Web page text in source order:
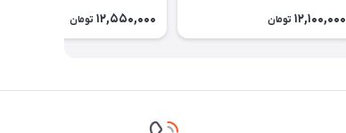
12,100,000 تومان 12,550,000 تومان